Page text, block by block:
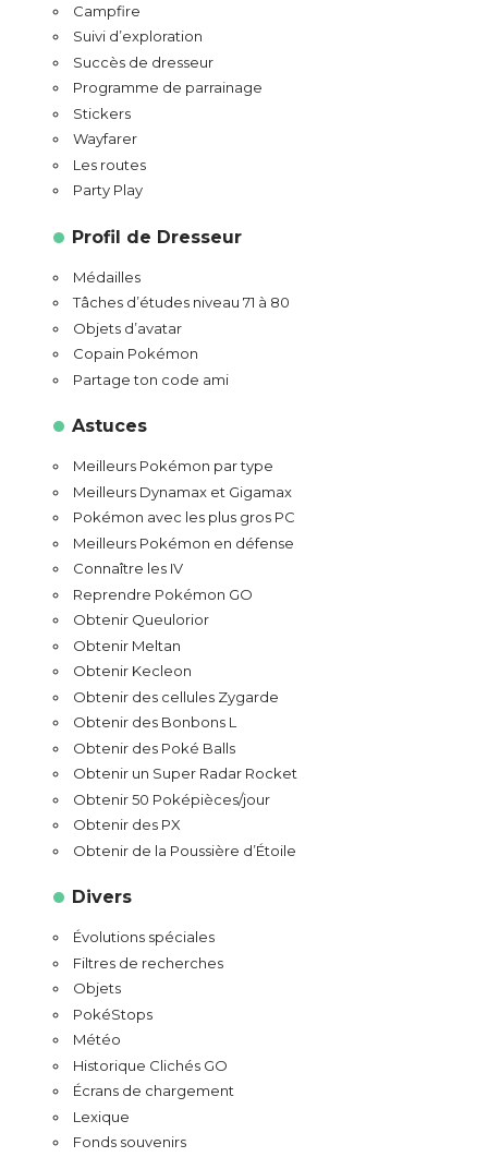
Campfire
Suivi d’exploration
Succès de dresseur
Programme de parrainage
Stickers
Wayfarer
Les routes
Party Play
Profil de Dresseur
Médailles
Tâches d’études niveau 71 à 80
Objets d’avatar
Copain Pokémon
Partage ton code ami
Astuces
Meilleurs Pokémon par type
Meilleurs Dynamax et Gigamax
Pokémon avec les plus gros PC
Meilleurs Pokémon en défense
Connaître les IV
Reprendre Pokémon GO
Obtenir Queulorior
Obtenir Meltan
Obtenir Kecleon
Obtenir des cellules Zygarde
Obtenir des Bonbons L
Obtenir des Poké Balls
Obtenir un Super Radar Rocket
Obtenir 50 Poképièces/jour
Obtenir des PX
Obtenir de la Poussière d’Étoile
Divers
Évolutions spéciales
Filtres de recherches
Objets
PokéStops
Météo
Historique Clichés GO
Écrans de chargement
Lexique
Fonds souvenirs